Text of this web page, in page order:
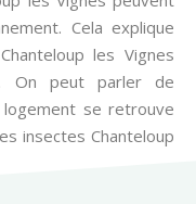
Cela explique
les Vignes
On peut parler de
logement se retrouve
insectes Chanteloup